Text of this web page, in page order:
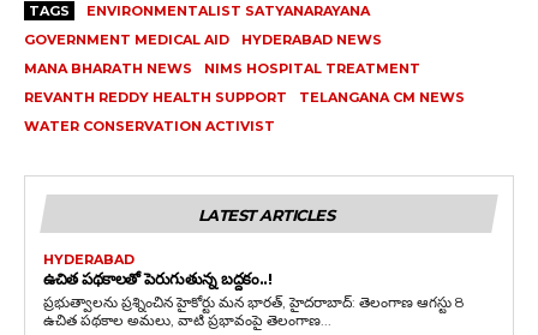
TAGS
ENVIRONMENTALIST SATYANARAYANA
GOVERNMENT MEDICAL AID
HYDERABAD NEWS
MANA BHARATH NEWS
NIMS HOSPITAL TREATMENT
REVANTH REDDY HEALTH SUPPORT
TELANGANA CM NEWS
WATER CONSERVATION ACTIVIST
LATEST ARTICLES
HYDERABAD
ఉచిత పథకాలతో పెరుగుతున్న బద్దకం..!
ప్రభుత్వాలను ప్రశ్నించిన హైకోర్టు మన భారత్, హైదరాబాద్: తెలంగాణ ఆగస్టు 8
ఉచిత పథకాల అమలు, వాటి ప్రభావంపై తెలంగాణ...